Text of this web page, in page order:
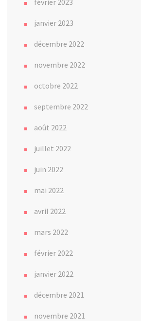
janvier 2023
décembre 2022
novembre 2022
octobre 2022
septembre 2022
août 2022
juillet 2022
juin 2022
mai 2022
avril 2022
mars 2022
février 2022
janvier 2022
décembre 2021
novembre 2021